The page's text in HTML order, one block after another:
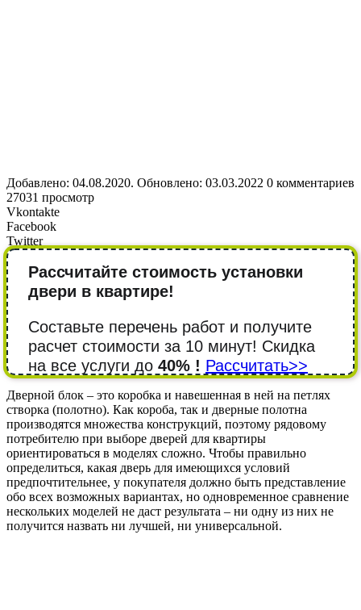
Добавлено: 04.08.2020. Обновлено: 03.03.2022 0 комментариев
27031 просмотр
Vkontakte
Facebook
Twitter
Рассчитайте стоимость установки
двери в квартире!
Составьте перечень работ и получите
расчет стоимости за 10 минут! Cкидка
на все услуги до 40% ! Рассчитать>>
Дверной блок – это коробка и навешенная в ней на петлях
створка (полотно). Как короба, так и дверные полотна
производятся множества конструкций, поэтому рядовому
потребителю при выборе дверей для квартиры
ориентироваться в моделях сложно. Чтобы правильно
определиться, какая дверь для имеющихся условий
предпочтительнее, у покупателя должно быть представление
обо всех возможных вариантах, но одновременное сравнение
нескольких моделей не даст результата – ни одну из них не
получится назвать ни лучшей, ни универсальной.